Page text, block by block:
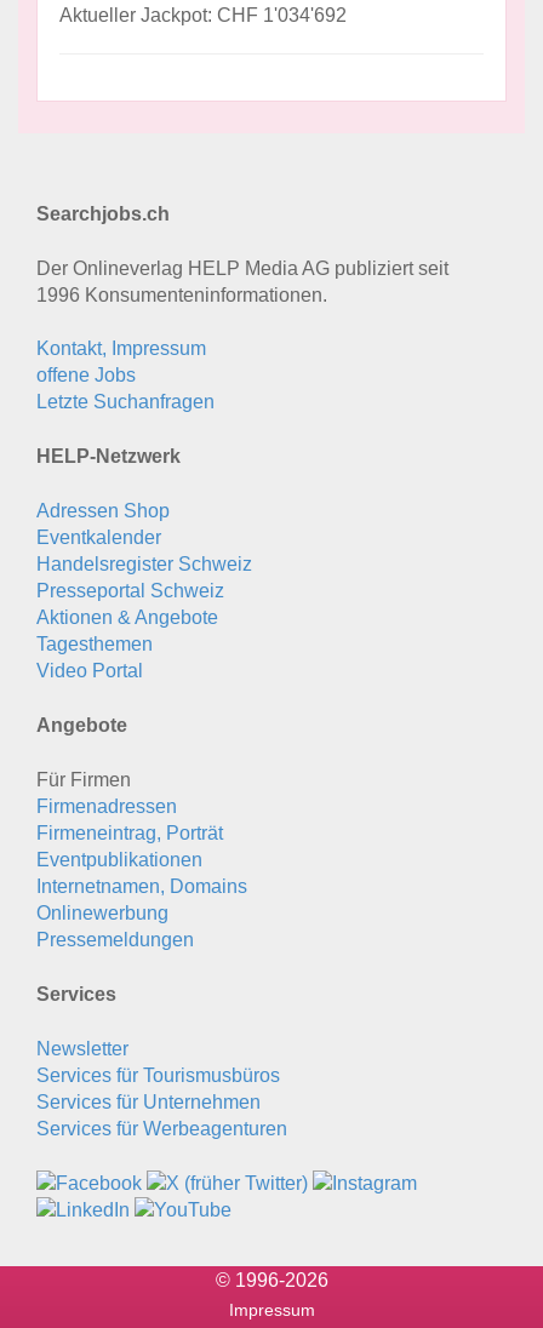
Aktueller Jackpot: CHF 1'034'692
Searchjobs.ch
Der Onlineverlag HELP Media AG publiziert seit
1996 Konsumenten­informationen.
Kontakt, Impressum
offene Jobs
Letzte Suchanfragen
HELP-Netzwerk
Adressen Shop
Eventkalender
Handelsregister Schweiz
Presseportal Schweiz
Aktionen & Angebote
Tagesthemen
Video Portal
Angebote
Für Firmen
Firmenadressen
Firmeneintrag, Porträt
Eventpublikationen
Internetnamen, Domains
Onlinewerbung
Pressemeldungen
Services
Newsletter
Services für Tourismusbüros
Services für Unternehmen
Services für Werbeagenturen
© 1996-2026
Impressum